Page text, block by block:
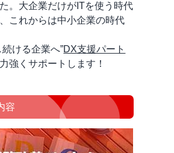
。大企業だけがITを使う時代
これからは中小企業の時代
続ける企業へ”DX支援パート
強くサポートします！
容